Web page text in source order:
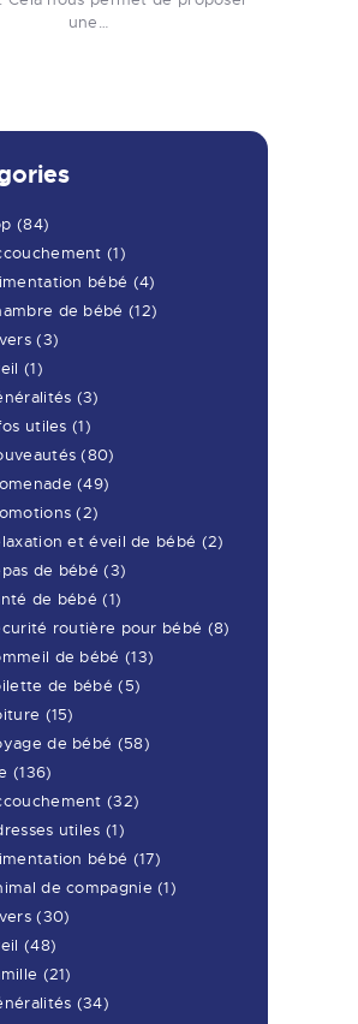
une…
(84)
(1)
bébé (4)
de bébé (12)
(3)
(1)
(3)
utiles (1)
(80)
(49)
(2)
et éveil de bébé (2)
de bébé (3)
de bébé (1)
routière pour bébé (8)
de bébé (13)
de bébé (5)
(15)
de bébé (58)
(136)
(32)
utiles (1)
bébé (17)
de compagnie (1)
(30)
(48)
(21)
(34)